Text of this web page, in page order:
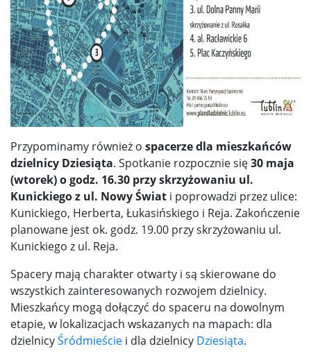
Przypominamy również o spacerze dla mieszkańców
dzielnicy Dziesiąta. Spotkanie rozpocznie się30 maja
(wtorek) o godz. 16.30 przy skrzyżowaniu ul.
Kunickiego z ul. Nowy Świat i poprowadzi przez ulice:
Kunickiego, Herberta, Łukasińskiego i Reja. Zakończenie
planowane jest ok. godz. 19.00 przy skrzyżowaniu ul.
Kunickiego z ul. Reja.
Spacery mają charakter otwarty i są skierowane do
wszystkich zainteresowanych rozwojem dzielnicy.
Mieszkańcy mogą dołączyć do spaceru na dowolnym
etapie, w lokalizacjach wskazanych na mapach: dla
dzielnicyŚródmieście i dla dzielnicy Dziesiąta.